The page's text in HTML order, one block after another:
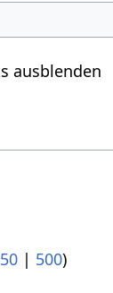
ausblenden
| 500)